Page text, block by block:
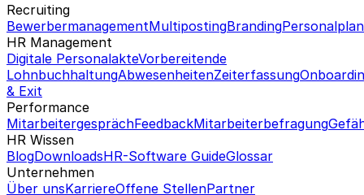
Recruiting
BewerbermanagementMultipostingBranding
HR Management
Digitale PersonalakteVorbereitende
LohnbuchhaltungAbwesenheitenZeiterfassung
& Exit
Performance
MitarbeitergesprächFeedbackMitarbeiterbefragung
HR Wissen
BlogDownloadsHR-Software GuideGlossar
Unternehmen
Über unsKarriereOffene StellenPartner